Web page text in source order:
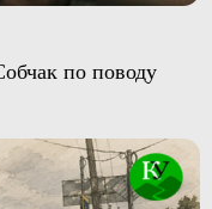
по поводу